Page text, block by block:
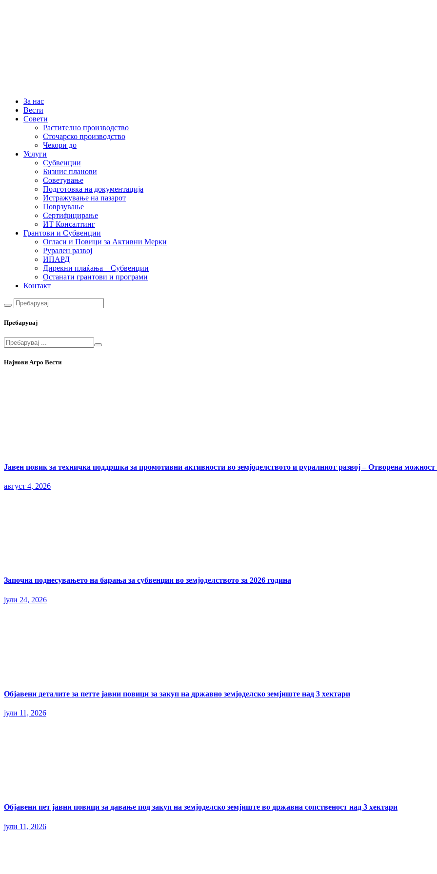
За нас
Вести
Совети
Растително производство
Сточарско производство
Чекори до
Услуги
Субвенции
Бизнис планови
Советување
Подготовка на документација
Истражување на пазарот
Поврзување
Сертифицирање
ИТ Консалтинг
Грантови и Субвенции
Огласи и Повици за Активни Мерки
Рурален развој
ИПАРД
Дирекни плаќања – Субвенции
Останати грантови и програми
Контакт
Пребарувај
Најнови Агро Вести
Јавен повик за техничка поддршка за промотивни активности во земјоделството и руралниот развој – Отворена
август 4, 2026
Започна поднесувањето на барања за субвенции во земјоделството за 2026 година
јули 24, 2026
Објавени деталите за петте јавни повици за закуп на државно земјоделско земјиште над 3 хектари
јули 11, 2026
Објавени пет јавни повици за давање под закуп на земјоделско земјиште во државна сопственост над 3 хектари
јули 11, 2026